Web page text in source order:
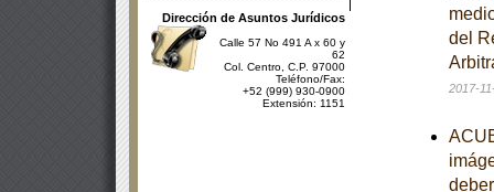
Dirección de Asuntos Jurídicos
Calle 57 No 491 A x 60 y
62
Col. Centro, C.P. 97000
Teléfono/Fax:
+52 (999) 930-0900
Extensión: 1151
del
2017-